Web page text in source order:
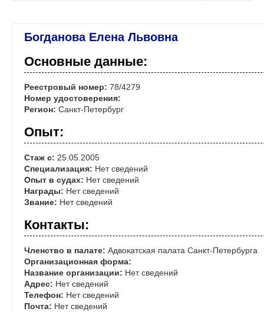
Богданова Елена Львовна
Основные данные:
Реестровый номер: 78/4279
Номер удостоверения:
Регион: Санкт-Петербург
Опыт:
Стаж с: 25.05.2005
Специализация: Нет сведений
Опыт в судах: Нет сведений
Награды: Нет сведений
Звание: Нет сведений
Контакты:
Членство в палате: Адвокатская палата Санкт-Петербурга
Организационная форма:
Название организации: Нет сведений
Адрес: Нет сведений
Телефон: Нет сведений
Почта: Нет сведений